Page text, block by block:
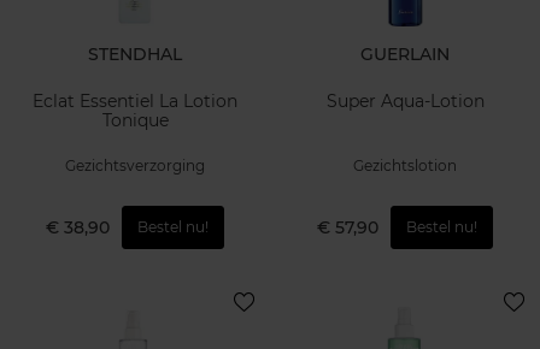
STENDHAL
Eclat Essentiel La Lotion
Tonique
Gezichtsverzorging
€ 38,90 Bestel nu!
GUERLAIN
Super Aqua-Lotion
Gezichtslotion
€ 57,90 Bestel nu!